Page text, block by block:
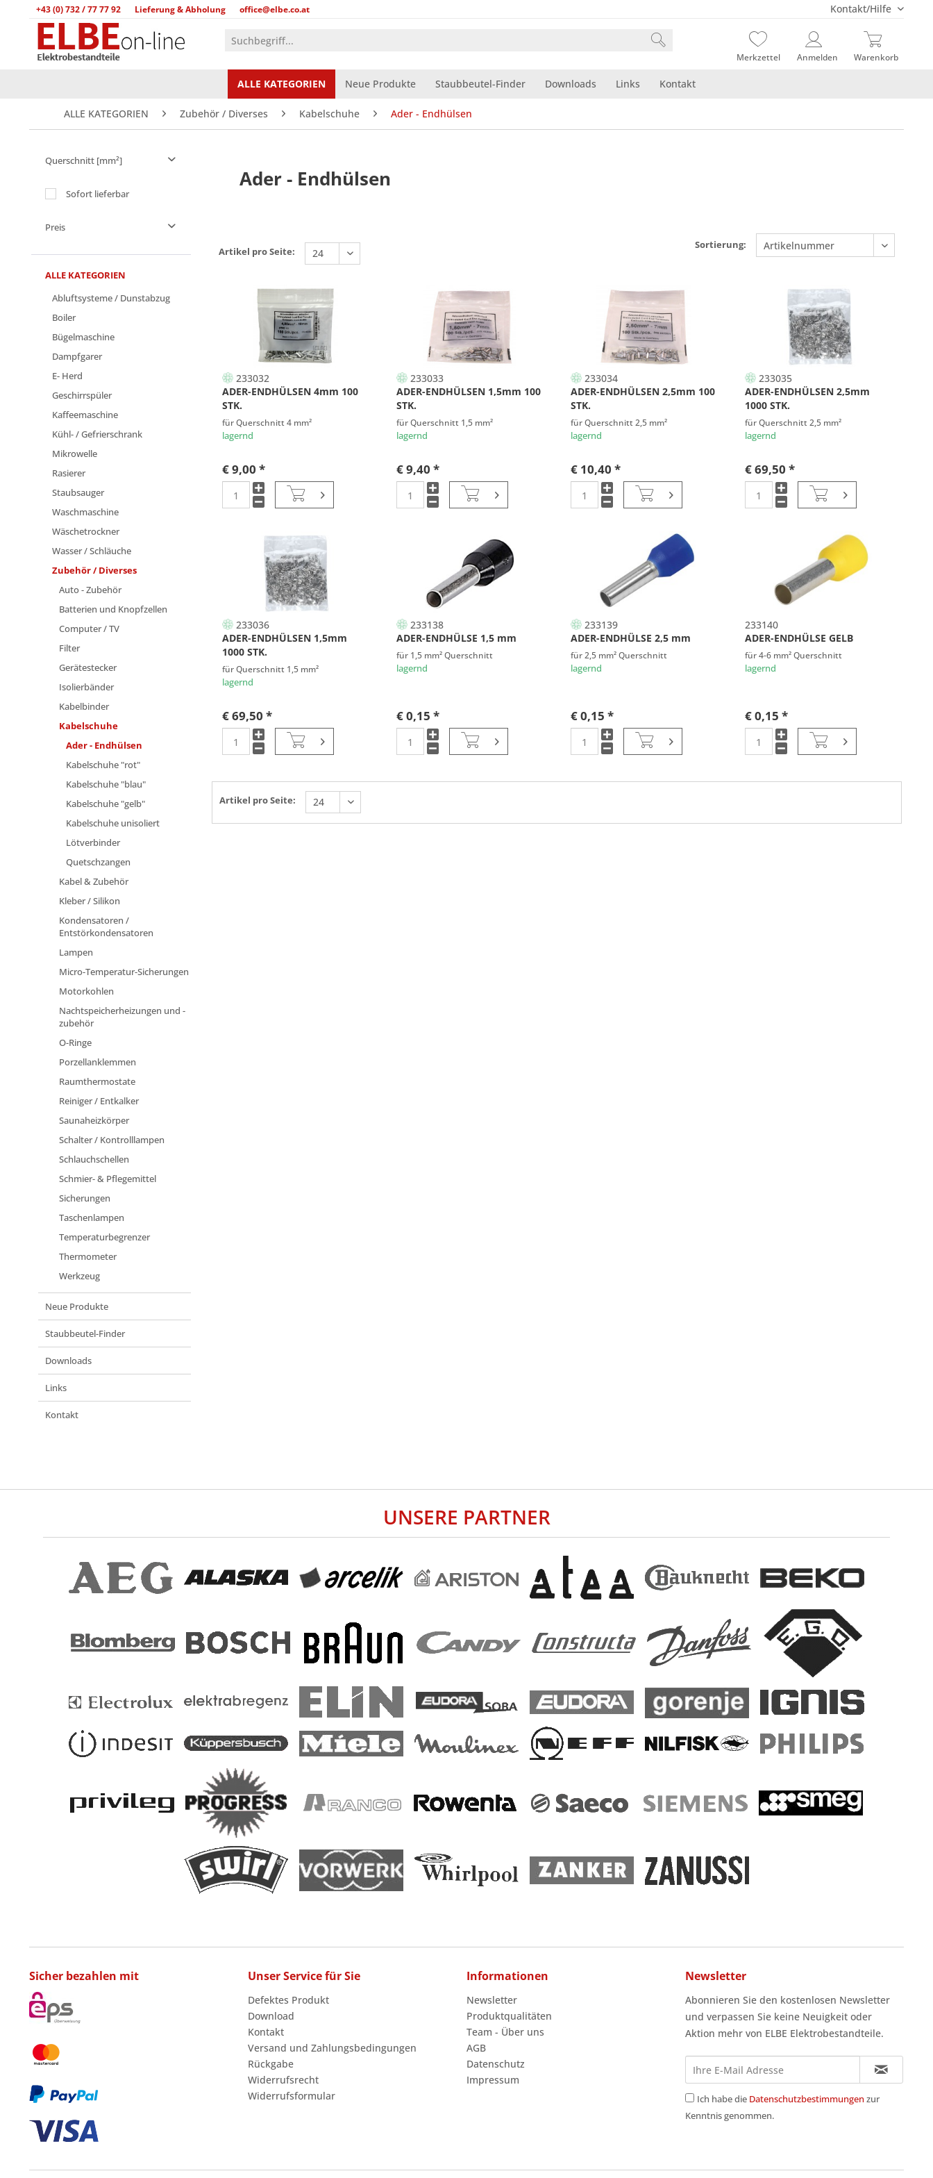
+43 (0) 732 / 77 77 92 Lieferung & Abholung office@elbe.co.at Kontakt/Hilfe
Merkzettel Anmelden Warenkorb
ALLE KATEGORIEN Neue Produkte Staubbeutel-Finder Downloads Links Kontakt
ALLE KATEGORIEN Zubehör / Diverses Kabelschuhe Ader - Endhülsen
Querschnitt [mm²]
1.5
Sofort lieferbar
Preis
von€ 0,15bis
ALLE KATEGORIEN
Abluftsysteme / Dunstabzug
Boiler
Bügelmaschine
Dampfgarer
E- Herd
Geschirrspüler
Kaffeemaschine
Kühl- / Gefrierschrank
Mikrowelle
Rasierer
Staubsauger
Waschmaschine
Wäschetrockner
Wasser / Schläuche
Zubehör / Diverses
Auto - Zubehör
Batterien und Knopfzellen
Computer / TV
Filter
Gerätestecker
Isolierbänder
Kabelbinder
Kabelschuhe
Ader - Endhülsen
Kabelschuhe "rot"
Kabelschuhe "blau"
Kabelschuhe "gelb"
Kabelschuhe unisoliert
Lötverbinder
Quetschzangen
Kabel & Zubehör
Kleber / Silikon
Kondensatoren /
Entstörkondensatoren
Lampen
Micro-Temperatur-Sicherungen
Motorkohlen
Nachtspeicherheizungen und -
zubehör
O-Ringe
Porzellanklemmen
Raumthermostate
Reiniger / Entkalker
Saunaheizkörper
Schalter / Kontrolllampen
Schlauchschellen
Schmier- & Pflegemittel
Sicherungen
Taschenlampen
Temperaturbegrenzer
Thermometer
Werkzeug
Neue Produkte
Staubbeutel-Finder
Downloads
Links
Kontakt
Ader - Endhülsen
Artikel pro Seite:
Sortierung:
233032
ADER-ENDHÜLSEN 4mm 100
STK.
für Querschnitt 4 mm²
lagernd
€ 9,00 *
233033
ADER-ENDHÜLSEN 1,5mm 100
STK.
für Querschnitt 1,5 mm²
lagernd
€ 9,40 *
233034
ADER-ENDHÜLSEN 2,5mm 100
STK.
für Querschnitt 2,5 mm²
lagernd
€ 10,40 *
233035
ADER-ENDHÜLSEN 2,5mm
1000 STK.
für Querschnitt 2,5 mm²
lagernd
€ 69,50 *
233036
ADER-ENDHÜLSEN 1,5mm
1000 STK.
für Querschnitt 1,5 mm²
lagernd
€ 69,50 *
233138
ADER-ENDHÜLSE 1,5 mm
für 1,5 mm² Querschnitt
lagernd
€ 0,15 *
233139
ADER-ENDHÜLSE 2,5 mm
für 2,5 mm² Querschnitt
lagernd
€ 0,15 *
233140
ADER-ENDHÜLSE GELB
für 4-6 mm² Querschnitt
lagernd
€ 0,15 *
Artikel pro Seite:
UNSERE PARTNER
Sicher bezahlen mit Unser Service für Sie
Defektes Produkt
Download
Kontakt
Versand und Zahlungsbedingungen
Rückgabe
Widerrufsrecht
Widerrufsformular
Informationen
Newsletter
Produktqualitäten
Team - Über uns
AGB
Datenschutz
Impressum
Newsletter
Abonnieren Sie den kostenlosen Newsletter
und verpassen Sie keine Neuigkeit oder
Aktion mehr von ELBE Elektrobestandteile.
Ich habe die Datenschutzbestimmungen zur
Kenntnis genommen.